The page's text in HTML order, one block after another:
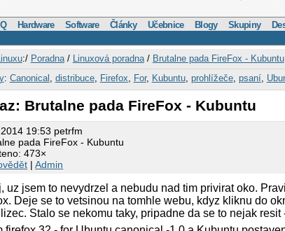
Hardware Software Články Učebnice Blogy Skupiny
:/ Poradna/ Linuxová poradna/ Brutalne pada FireFox - Kubuntu
: Canonical distribuce, Firefox For, Kubuntu, prohlížeče, psaní,
Brutalne pada FireFox - Kubuntu
19:53 petrfm
pada FireFox - Kubuntu
473×
|Admin
uz jsem to nevydrzel a nebudu nad tim privirat oko.
Deje se to vetsinou na tomhle webu, kdyz kliknu do
Stalo se nekomu taky, pripadne da se to nejak resit